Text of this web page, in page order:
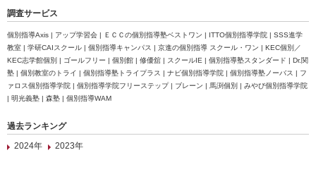
調査サービス
個別指導Axis | アップ学習会 | ＥＣＣの個別指導塾ベストワン | ITTO個別指導学院 | SSS進学
教室 | 学研CAIスクール | 個別指導キャンパス | 京進の個別指導 スクール・ワン | KEC個別／
KEC志学館個別 | ゴールフリー | 個別館 | 修優舘 | スクールIE | 個別指導塾スタンダード | Dr.関
塾 | 個別教室のトライ | 個別指導塾トライプラス | ナビ個別指導学院 | 個別指導塾ノーバス | フ
ァロス個別指導学院 | 個別指導学院フリーステップ | ブレーン | 馬渕個別 | みやび個別指導学院
| 明光義塾 | 森塾 | 個別指導WAM
過去ランキング
2024年
2023年